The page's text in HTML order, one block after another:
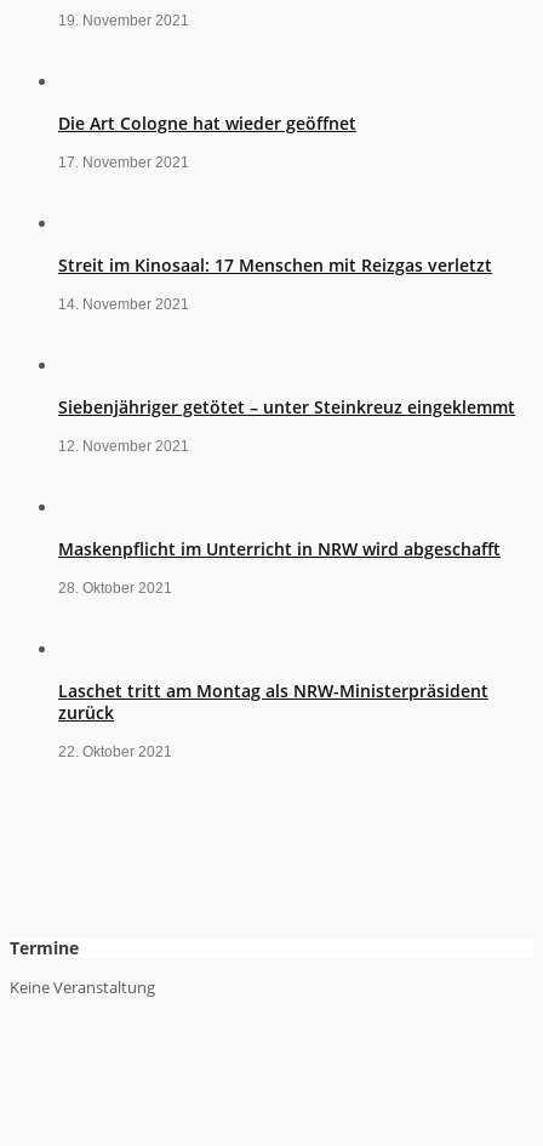
19. November 2021
Die Art Cologne hat wieder geöffnet
17. November 2021
Streit im Kinosaal: 17 Menschen mit Reizgas verletzt
14. November 2021
Siebenjähriger getötet – unter Steinkreuz eingeklemmt
12. November 2021
Maskenpflicht im Unterricht in NRW wird abgeschafft
28. Oktober 2021
Laschet tritt am Montag als NRW-Ministerpräsident
zurück
22. Oktober 2021
Termine
Keine Veranstaltung